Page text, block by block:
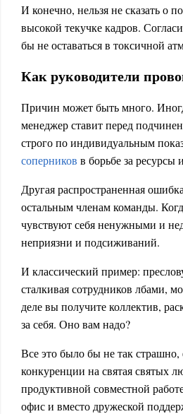
И конечно, нельзя не сказать о
высокой текучке кадров.
бы не оставаться в токсичной
Как руководители
Причин может быть много.
менеджер ставит перед
строго по индивидуальным
соперников в борьбе за ресурсы
Другая распространенная
остальным членам команды.
чувствуют себя ненужными и
неприязни и подсиживаний.
И классический пример:
сталкивая сотрудников лбами,
деле вы получите коллектив,
за себя. Оно вам надо?
Все это было бы не так
конкуренции на святая святых
продуктивной совместной
офис и вместо дружеской